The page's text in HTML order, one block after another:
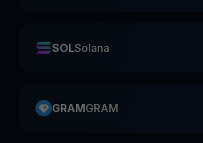
SOLSolana
GRAMGRAM